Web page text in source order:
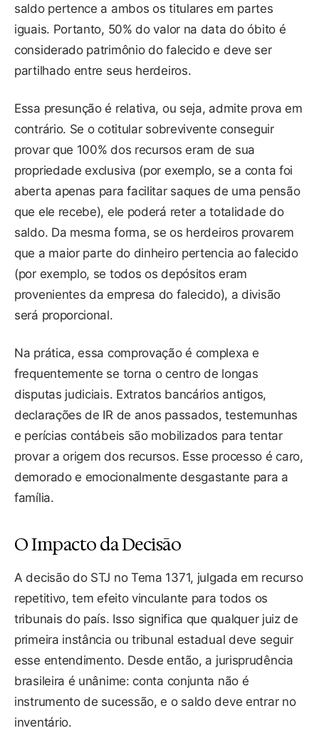
saldo pertence a ambos os titulares em partes
iguais. Portanto, 50% do valor na data do óbito é
considerado patrimônio do falecido e deve ser
partilhado entre seus herdeiros.
Essa presunção é relativa, ou seja, admite prova em
contrário. Se o cotitular sobrevivente conseguir
provar que 100% dos recursos eram de sua
propriedade exclusiva (por exemplo, se a conta foi
aberta apenas para facilitar saques de uma pensão
que ele recebe), ele poderá reter a totalidade do
saldo. Da mesma forma, se os herdeiros provarem
que a maior parte do dinheiro pertencia ao falecido
(por exemplo, se todos os depósitos eram
provenientes da empresa do falecido), a divisão
será proporcional.
Na prática, essa comprovação é complexa e
frequentemente se torna o centro de longas
disputas judiciais. Extratos bancários antigos,
declarações de IR de anos passados, testemunhas
e perícias contábeis são mobilizados para tentar
provar a origem dos recursos. Esse processo é caro,
demorado e emocionalmente desgastante para a
família.
O Impacto da Decisão
A decisão do STJ no Tema 1371, julgada em recurso
repetitivo, tem efeito vinculante para todos os
tribunais do país. Isso significa que qualquer juiz de
primeira instância ou tribunal estadual deve seguir
esse entendimento. Desde então, a jurisprudência
brasileira é unânime: conta conjunta não é
instrumento de sucessão, e o saldo deve entrar no
inventário.